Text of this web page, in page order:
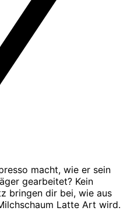
macht, wie er sein
gearbeitet? Kein
bringen dir bei, wie aus
Latte Art wird.